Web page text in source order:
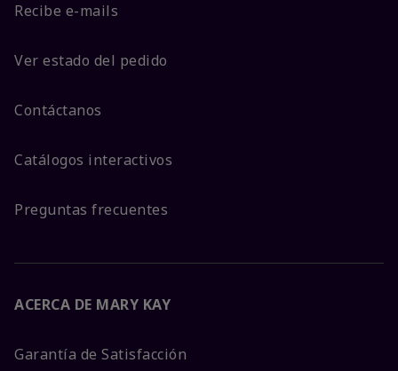
Recibe e-mails
Ver estado del pedido
Contáctanos
Catálogos interactivos
Preguntas frecuentes
ACERCA DE MARY KAY
Garantía de Satisfacción